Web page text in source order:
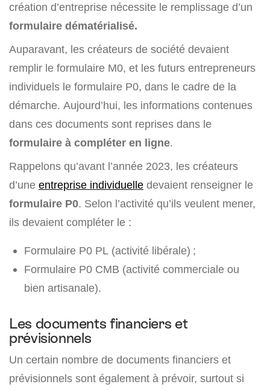
création d’entreprise nécessite le remplissage d’un
formulaire dématérialisé.
Auparavant, les créateurs de société devaient
remplir le formulaire M0, et les futurs entrepreneurs
individuels le formulaire P0, dans le cadre de la
démarche. Aujourd’hui, les informations contenues
dans ces documents sont reprises dans le
formulaire à compléter en ligne.
Rappelons qu’avant l’année 2023, les créateurs
d’une entreprise individuelle devaient renseigner le
formulaire P0. Selon l’activité qu’ils veulent mener,
ils devaient compléter le :
Formulaire P0 PL (activité libérale) ;
Formulaire P0 CMB (activité commerciale ou
bien artisanale).
Les documents financiers et
prévisionnels
Un certain nombre de documents financiers et
prévisionnels sont également à prévoir, surtout si